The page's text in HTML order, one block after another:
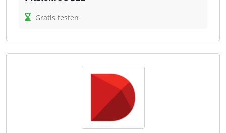
Konfuzio ermöglicht die automatische Erfassung,
daraus neue Dokumente. Die Software unterstützt
Entscheidungen, indem sie Daten anreichert und
benutzerfreundlich über APIs zur Verfügung stellt.
Steuerfachleute profitieren von der effizienten
Verarbeitung und Analyse geschäftskritischer
Dokumente, was zu einer Optimierung der
Arbeitsprozesse und einer schnelleren
Entscheidungsfindung führt.
Gratis testen